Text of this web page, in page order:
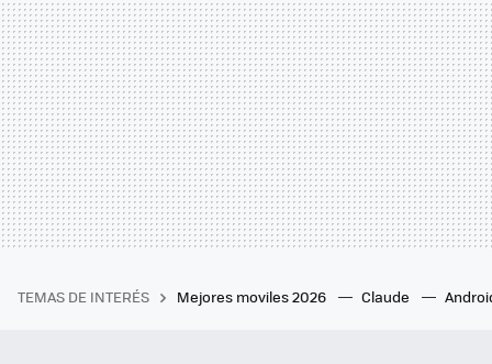
TEMAS DE INTERÉS Mejores moviles 2026 Claude